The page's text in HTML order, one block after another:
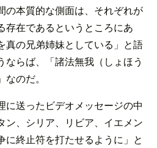
の本質的な側面は、それぞれが
存在であるというところにあ
真の兄弟姉妹としている」と語
ならば、「諸法無我（しょほう
のだ。
に送ったビデオメッセージの中
ン、シリア、リビア、イエメン
に終止符を打たせるように」と